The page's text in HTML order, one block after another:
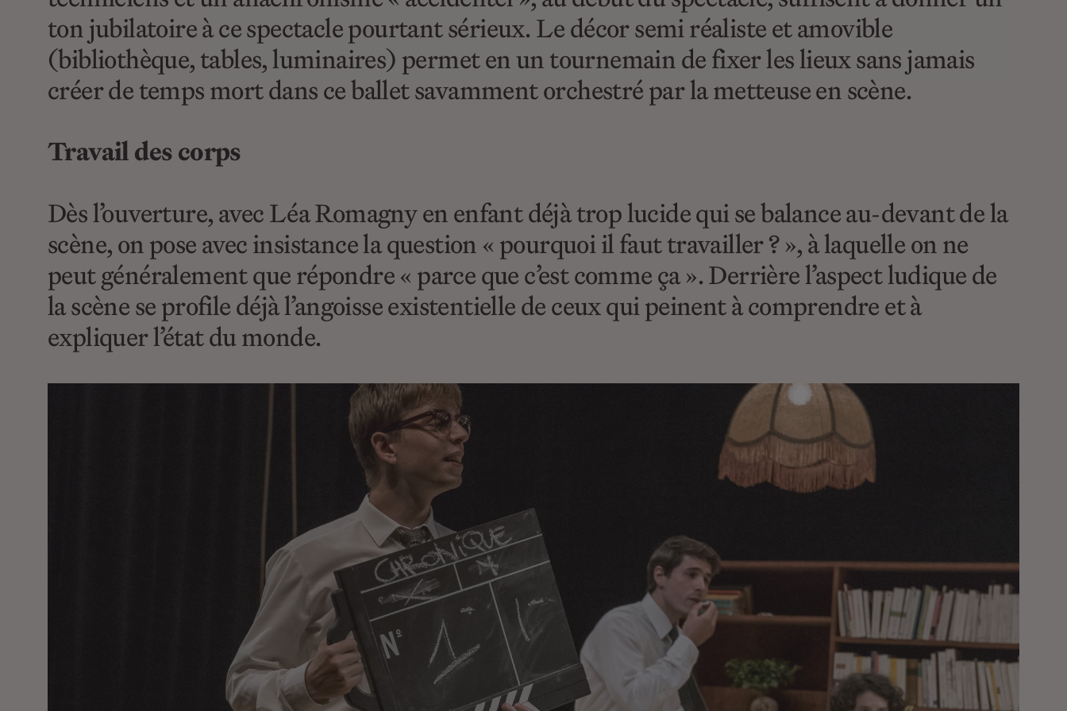
ton jubilatoire à ce spectacle pourtant sérieux. Le décor semi réaliste et amovible
(bibliothèque, tables, luminaires) permet en un tournemain de fixer les lieux sans jamais
créer de temps mort dans ce ballet savamment orchestré par la metteuse en scène.
Travail des corps
Dès l’ouverture, avec Léa Romagny en enfant déjà trop lucide qui se balance au-devant de la
scène, on pose avec insistance la question « pourquoi il faut travailler ? », à laquelle on ne
peut généralement que répondre « parce que c’est comme ça ». Derrière l’aspect ludique de
la scène se profile déjà l’angoisse existentielle de ceux qui peinent à comprendre et à
expliquer l’état du monde.